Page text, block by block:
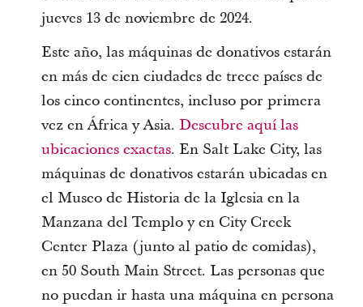
jueves 13 de noviembre de 2024.
Este año, las máquinas de donativos estarán
en más de cien ciudades de trece países de
los cinco continentes, incluso por primera
vez en África y Asia. Descubre aquí las
ubicaciones exactas. En Salt Lake City, las
máquinas de donativos estarán ubicadas en
el Museo de Historia de la Iglesia en la
Manzana del Templo y en City Creek
Center Plaza (junto al patio de comidas),
en 50 South Main Street. Las personas que
no puedan ir hasta una máquina en persona